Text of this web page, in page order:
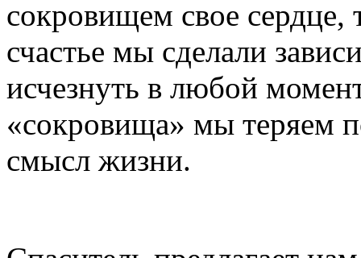
сокровищем свое сердце,
счастье мы сделали
исчезнуть в любой
«сокровища» мы теряем
смысл жизни.